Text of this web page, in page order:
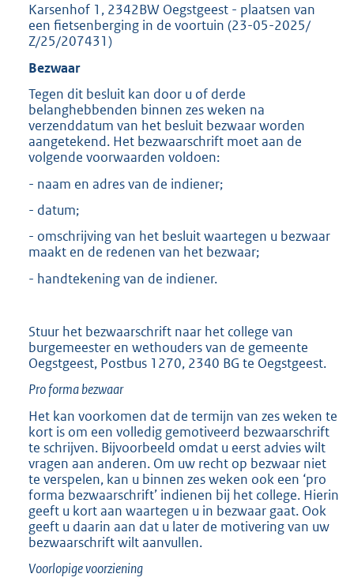
Karsenhof 1, 2342BW Oegstgeest - plaatsen van
een fietsenberging in de voortuin (23-05-2025/
Z/25/207431)
Bezwaar
Tegen dit besluit kan door u of derde
belanghebbenden binnen zes weken na
verzenddatum van het besluit bezwaar worden
aangetekend. Het bezwaarschrift moet aan de
volgende voorwaarden voldoen:
- naam en adres van de indiener;
- datum;
- omschrijving van het besluit waartegen u bezwaar
maakt en de redenen van het bezwaar;
- handtekening van de indiener.
Stuur het bezwaarschrift naar het college van
burgemeester en wethouders van de gemeente
Oegstgeest, Postbus 1270, 2340 BG te Oegstgeest.
Pro forma bezwaar
Het kan voorkomen dat de termijn van zes weken te
kort is om een volledig gemotiveerd bezwaarschrift
te schrijven. Bijvoorbeeld omdat u eerst advies wilt
vragen aan anderen. Om uw recht op bezwaar niet
te verspelen, kan u binnen zes weken ook een ‘pro
forma bezwaarschrift’ indienen bij het college. Hierin
geeft u kort aan waartegen u in bezwaar gaat. Ook
geeft u daarin aan dat u later de motivering van uw
bezwaarschrift wilt aanvullen.
Voorlopige voorziening